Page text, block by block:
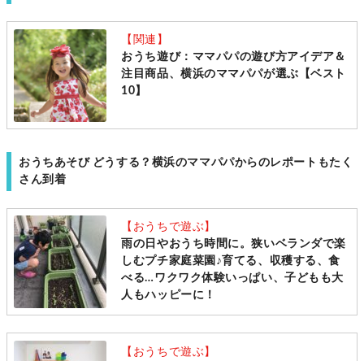
【関連】
おうち遊び：ママパパの遊び方アイデア＆
注目商品、横浜のママパパが選ぶ【ベスト
10】
おうちあそび どうする？横浜のママパパからのレポートもたく
さん到着
【おうちで遊ぶ】
雨の日やおうち時間に。狭いベランダで楽
しむプチ家庭菜園♪育てる、収穫する、食
べる…ワクワク体験いっぱい、子どもも大
人もハッピーに！
【おうちで遊ぶ】